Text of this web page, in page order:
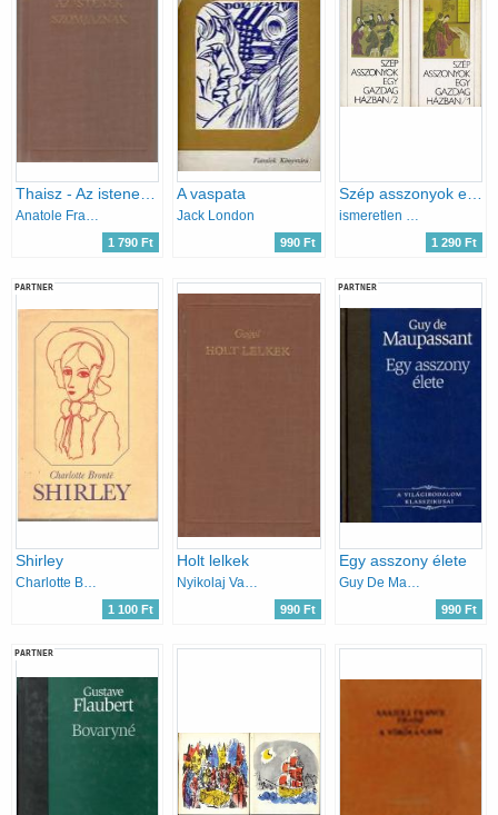
Anatole France
1 790 Ft
A vaspata
Jack London
990 Ft
Szép asszonyok egy gazdag házban I-II.
ismeretlen kínai szerző
1 290 Ft
PARTNER
Shirley
1 100 Ft
Holt lelkek
990 Ft
PARTNER
Egy asszony élete
990 Ft
PARTNER